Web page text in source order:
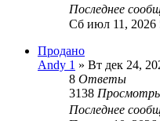
Последнее
Сб июл 11, 2026
Продано
Andy 1 » Вт дек 24,
8 Ответы
3138
Последнее